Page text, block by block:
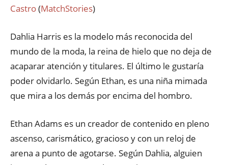
Castro(MatchStories)
Dahlia Harris es la modelo más reconocida del
mundo de la moda, la reina de hielo que no deja de
acaparar atención y titulares. El último le gustaría
poder olvidarlo. Según Ethan, es una niña mimada
que mira a los demás por encima del hombro.
Ethan Adams es un creador de contenido en pleno
ascenso, carismático, gracioso y con un reloj de
arena a punto de agotarse. Según Dahlia, alguien